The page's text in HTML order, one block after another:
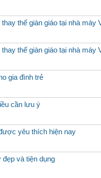
thế giàn giáo tại nhà máy
thế giàn giáo tại nhà máy
gia đình trẻ
cần lưu ý
yêu thích hiện nay
và tiện dụng